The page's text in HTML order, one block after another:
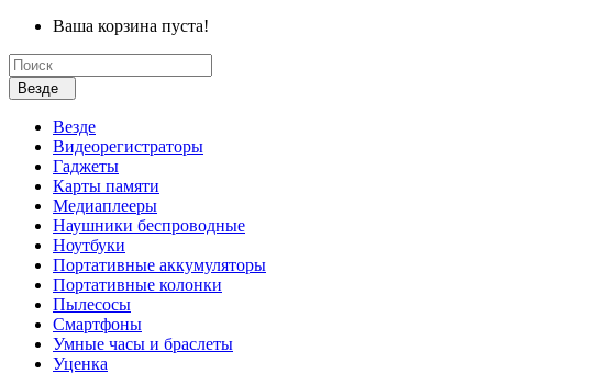
Ваша корзина пуста!
Везде
Везде
Видеорегистраторы
Гаджеты
Карты памяти
Медиаплееры
Наушники беспроводные
Ноутбуки
Портативные аккумуляторы
Портативные колонки
Пылесосы
Смартфоны
Умные часы и браслеты
Уценка